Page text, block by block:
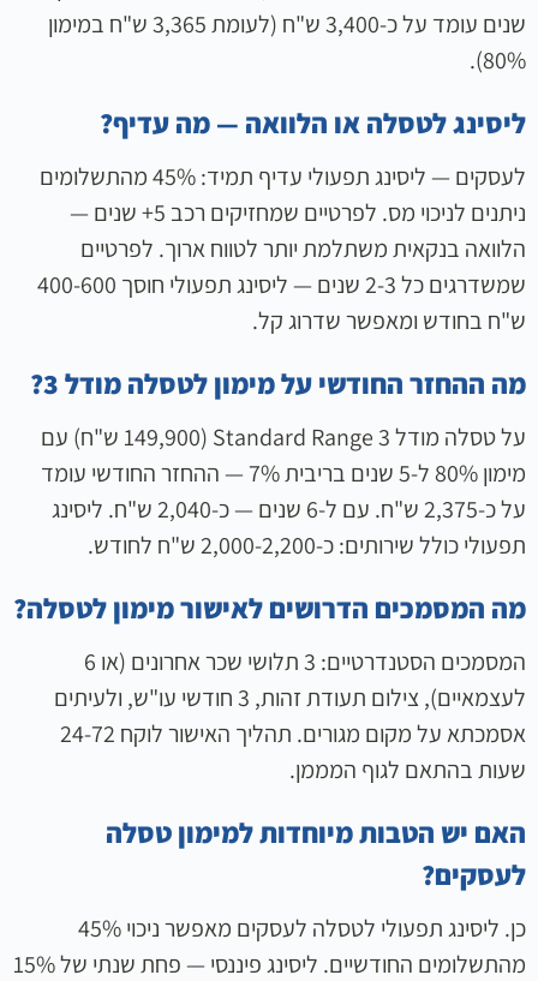
שנים עומד על כ-3,400 ש"ח (לעומת 3,365 ש"ח במימון
80%).
ליסינג לטסלה או הלוואה — מה עדיף?
לעסקים — ליסינג תפעולי עדיף תמיד: 45% מהתשלומים
ניתנים לניכוי מס. לפרטיים שמחזיקים רכב 5+ שנים —
הלוואה בנקאית משתלמת יותר לטווח ארוך. לפרטיים
שמשדרגים כל 2-3 שנים — ליסינג תפעולי חוסך 400-600
ש"ח בחודש ומאפשר שדרוג קל.
מה ההחזר החודשי על מימון לטסלה מודל 3?
על טסלה מודל 3 Standard Range (149,900 ש"ח) עם
מימון 80% ל-5 שנים בריבית 7% — ההחזר החודשי עומד
על כ-2,375 ש"ח. עם ל-6 שנים — כ-2,040 ש"ח. ליסינג
תפעולי כולל שירותים: כ-2,000-2,200 ש"ח לחודש.
מה המסמכים הדרושים לאישור מימון לטסלה?
המסמכים הסטנדרטיים: 3 תלושי שכר אחרונים (או 6
לעצמאיים), צילום תעודת זהות, 3 חודשי עו"ש, ולעיתים
אסמכתא על מקום מגורים. תהליך האישור לוקח 24-72
שעות בהתאם לגוף המממן.
האם יש הטבות מיוחדות למימון טסלה
לעסקים?
כן. ליסינג תפעולי לטסלה לעסקים מאפשר ניכוי 45%
מהתשלומים החודשיים. ליסינג פיננסי — פחת שנתי של 15%